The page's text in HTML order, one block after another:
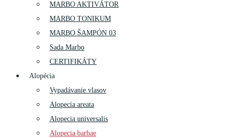
MARBO AKTIVÁTOR
MARBO TONIKUM
MARBO ŠAMPÓN 03
Sada Marbo
CERTIFIKÁTY
Alopécia
Vypadávanie vlasov
Alopecia areata
Alopecia universalis
Alopecia barbae